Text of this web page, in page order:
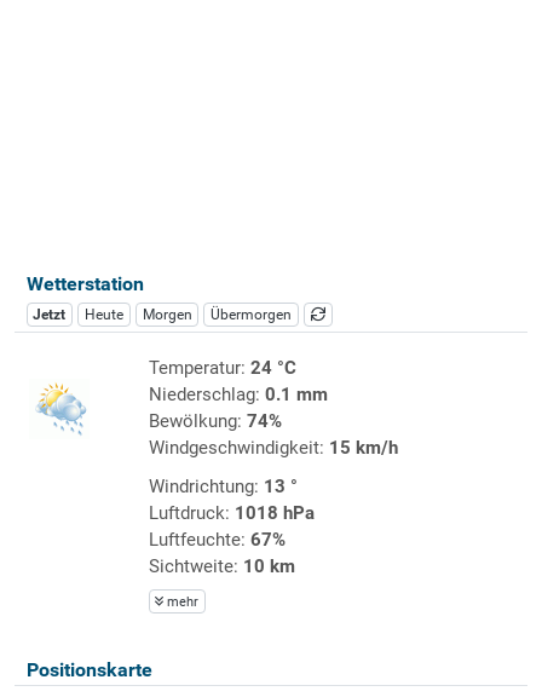
Wetterstation
Jetzt Heute Morgen Übermorgen
Temperatur: 24 °C
Niederschlag: 0.1 mm
Bewölkung: 74%
Windgeschwindigkeit: 15 km/h
Windrichtung: 13 °
Luftdruck: 1018 hPa
Luftfeuchte: 67%
Sichtweite: 10 km
mehr
Positionskarte